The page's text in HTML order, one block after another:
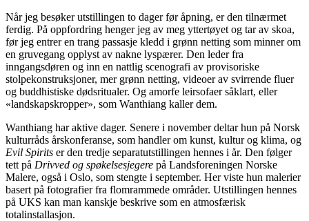
Når jeg besøker utstillingen to dager før åpning, er den tilnærmet
ferdig. På oppfordring henger jeg av meg yttertøyet og tar av skoa,
før jeg entrer en trang passasje kledd i grønn netting som minner om
en gruvegang opplyst av nakne lyspærer. Den leder fra
inngangsdøren og inn en nattlig scenografi av provisoriske
stolpekonstruksjoner, mer grønn netting, videoer av svirrende fluer
og buddhistiske dødsritualer. Og amorfe leirsofaer såklart, eller
«landskapskropper», som Wanthiang kaller dem.
Wanthiang har aktive dager. Senere i november deltar hun på Norsk
kulturråds årskonferanse, som handler om kunst, kultur og klima, og
Evil Spirits er den tredje separatutstillingen hennes i år. Den følger
tett på Drivved og spøkelsesjegere på Landsforeningen Norske
Malere, også i Oslo, som stengte i september. Her viste hun malerier
basert på fotografier fra flomrammede områder. Utstillingen hennes
på UKS kan man kanskje beskrive som en atmosfærisk
totalinstallasjon.